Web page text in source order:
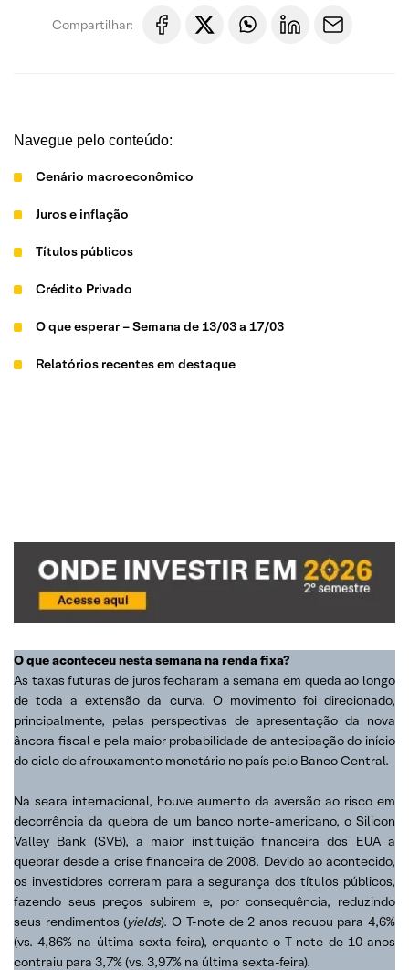
Compartilhar:
Navegue pelo conteúdo:
Cenário macroeconômico
Juros e inflação
Títulos públicos
Crédito Privado
O que esperar – Semana de 13/03 a 17/03
Relatórios recentes em destaque
O que aconteceu nesta semana na renda fixa?
As taxas futuras de juros fecharam a semana em queda ao longo
de toda a extensão da curva. O movimento foi direcionado,
principalmente, pelas perspectivas de apresentação da nova
âncora fiscal e pela maior probabilidade de antecipação do início
do ciclo de afrouxamento monetário no país pelo Banco Central.
Na seara internacional, houve aumento da aversão ao risco em
decorrência da quebra de um banco norte-americano, o Silicon
Valley Bank (SVB), a maior instituição financeira dos EUA a
quebrar desde a crise financeira de 2008. Devido ao acontecido,
os investidores correram para a segurança dos títulos públicos,
fazendo seus preços subirem e, por consequência, reduzindo
seus rendimentos (yields). O T-note de 2 anos recuou para 4,6%
(vs. 4,86% na última sexta-feira), enquanto o T-note de 10 anos
contraiu para 3,7% (vs. 3,97% na última sexta-feira).